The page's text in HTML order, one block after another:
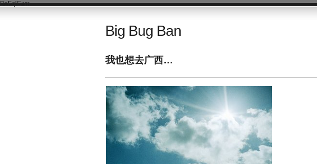
DsFqIEnm
Big Bug Ban
我也想去广西…